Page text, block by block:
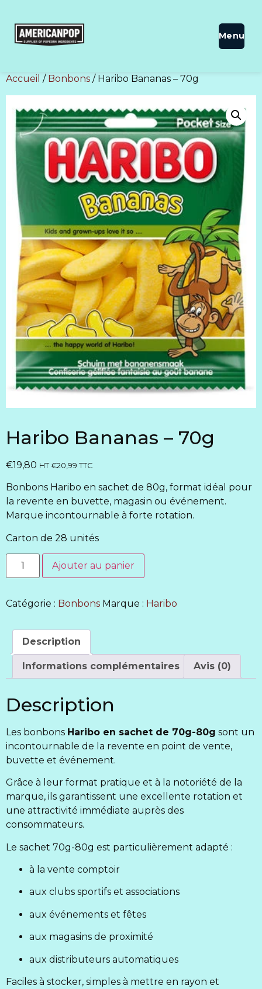
Accueil / Bonbons / Haribo Bananas – 70g
Haribo Bananas – 70g
€19,80 HT€20,99 TTC
Bonbons Haribo en sachet de 80g, format idéal pour
la revente en buvette, magasin ou événement.
Marque incontournable à forte rotation.
Carton de 28 unités
Ajouter au panier
Catégorie : Bonbons Marque : Haribo
Description
Informations complémentaires Avis (0)
Description
Les bonbons Haribo en sachet de 70g-80g sont un
incontournable de la revente en point de vente,
buvette et événement.
Grâce à leur format pratique et à la notoriété de la
marque, ils garantissent une excellente rotation et
une attractivité immédiate auprès des
consommateurs.
Le sachet 70g-80g est particulièrement adapté :
à la vente comptoir
aux clubs sportifs et associations
aux événements et fêtes
aux magasins de proximité
aux distributeurs automatiques
Faciles à stocker, simples à mettre en rayon et